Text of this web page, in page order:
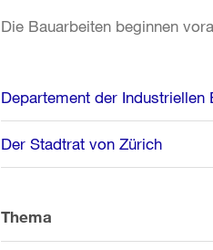
Die Bauarbeiten beginnen
Weitere
Informationen
Departement der Industriellen
Der Stadtrat von Zürich
Thema